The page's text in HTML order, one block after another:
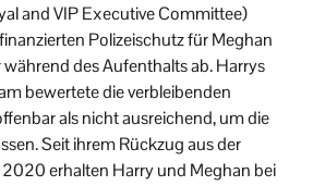
and VIP Executive Committee)
Polizeischutz für Meghan
des Aufenthalts ab. Harrys
bewertete die verbleibenden
als nicht ausreichend, um die
Seit ihrem Rückzug aus der
erhalten Harry und Meghan bei